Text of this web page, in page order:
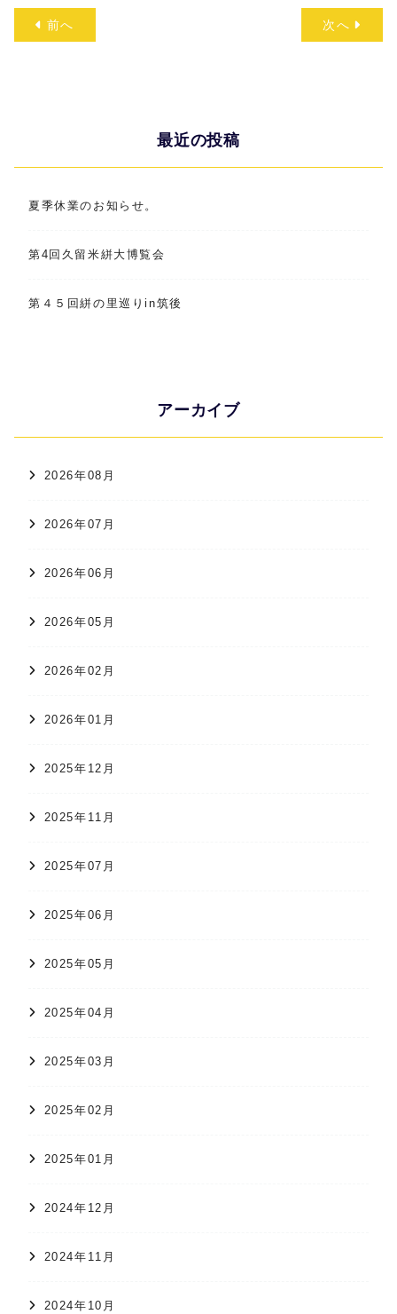
前へ 次へ
最近の投稿
夏季休業のお知らせ。
第4回久留米絣大博覧会
第４５回絣の里巡りin筑後
アーカイブ
2026年08月
2026年07月
2026年06月
2026年05月
2026年02月
2026年01月
2025年12月
2025年11月
2025年07月
2025年06月
2025年05月
2025年04月
2025年03月
2025年02月
2025年01月
2024年12月
2024年11月
2024年10月